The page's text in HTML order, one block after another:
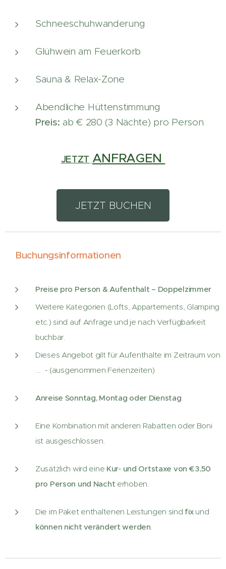
Schneeschuhwanderung
Glühwein am Feuerkorb
Sauna & Relax-Zone
Abendliche Hüttenstimmung
Preis: ab € 280 (3 Nächte) pro Person
JETZT ANFRAGEN
JETZT BUCHEN
Buchungsinformationen
Preise pro Person & Aufenthalt – Doppelzimmer
Weitere Kategorien (Lofts, Appartements, Glamping
etc.) sind auf Anfrage und je nach Verfügbarkeit
buchbar.
Dieses Angebot gilt für Aufenthalte im Zeitraum von
... - (ausgenommen Ferienzeiten)
Anreise Sonntag, Montag oder Dienstag
Eine Kombination mit anderen Rabatten oder Boni
ist ausgeschlossen.
Zusätzlich wird eine Kur‑ und Ortstaxe von € 3,50
pro Person und Nacht erhoben.
Die im Paket enthaltenen Leistungen sind fixund
können nicht verändert werden.